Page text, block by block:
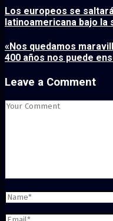
Los europeos se
latinoamericana bajo la
«Nos quedamos
400 años nos puede
Leave a Comment